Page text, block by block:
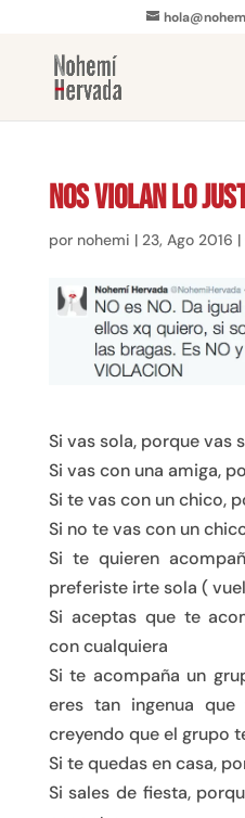
Nos violan lo
por nohemi | 23, Ago 2016 |
Si vas sola, porque vas
Si vas con una amiga,
Si te vas con un chico,
Si no te vas con un
Si te quieren
preferiste irte sola (
Si aceptas que te
con cualquiera
Si te acompaña un
eres tan ingenua
creyendo que el grupo
Si te quedas en casa,
Si sales de fiesta,